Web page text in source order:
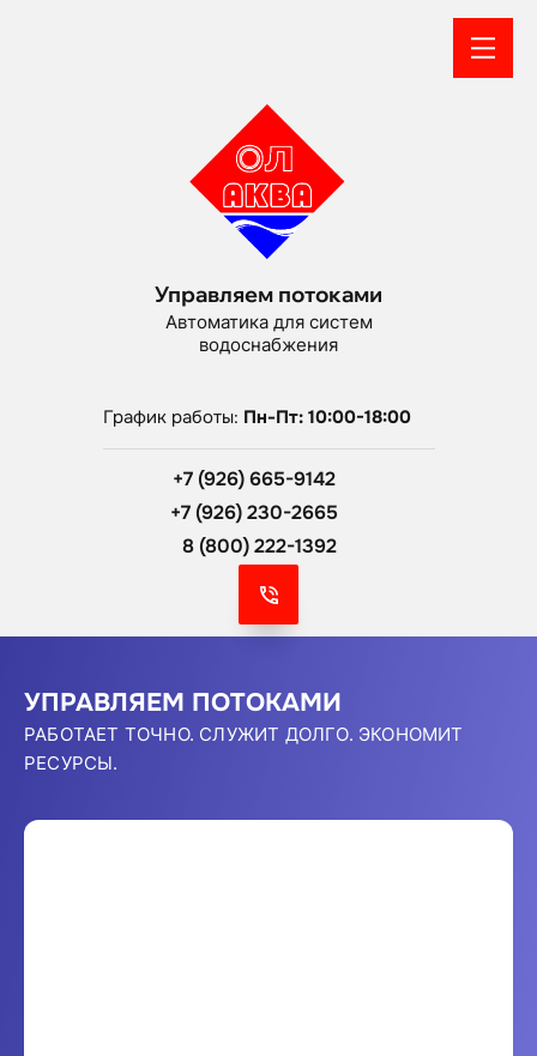
Управляем потоками
Автоматика для систем
водоснабжения
График работы: Пн-Пт: 10:00-18:00
+7 (926) 665-9142
+7 (926) 230-2665
8 (800) 222-1392
УПРАВЛЯЕМ ПОТОКАМИ
РАБОТАЕТ ТОЧНО. СЛУЖИТ ДОЛГО. ЭКОНОМИТ
РЕСУРСЫ.